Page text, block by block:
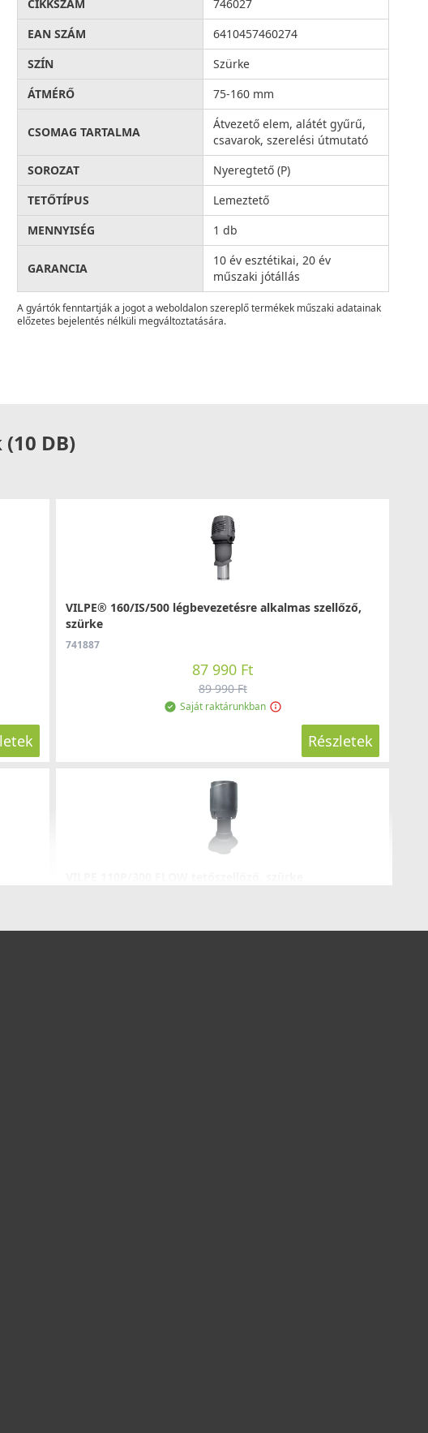
CIKKSZÁM
746027
EAN SZÁM
6410457460274
SZÍN
Szürke
ÁTMÉRŐ
75-160 mm
CSOMAG TARTALMA
Átvezető elem, alátét gyűrű,
csavarok, szerelési útmutató
SOROZAT
Nyeregtető (P)
TETŐTÍPUS
Lemeztető
MENNYISÉG
1 db
GARANCIA
10 év esztétikai, 20 év
műszaki jótállás
A gyártók fenntartják a jogot a weboldalon szereplő termékek műszaki adatainak
előzetes bejelentés nélküli megváltoztatására.
DB)
VILPE® 160/IS/500 légbevezetésre alkalmas szellőző,
szürke
741887
87 990 Ft
89 990 Ft
Saját raktárunkban
Részletek